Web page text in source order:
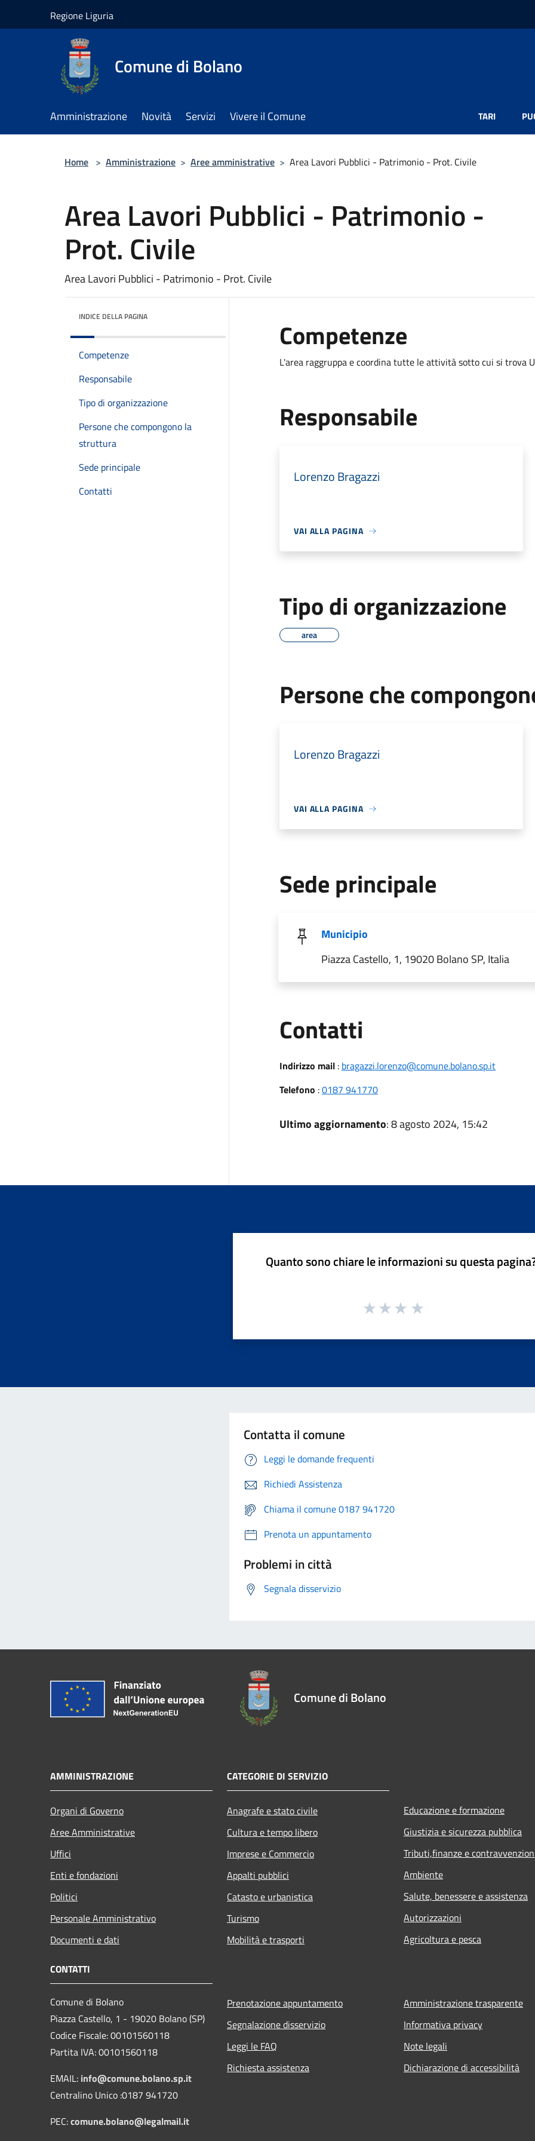
Regione Liguria
Comune di Bolano
Amministrazione Novità Servizi Vivere il Comune TARI
Home > Amministrazione > Aree amministrative > Area Lavori Pubblici - Patrimonio - Prot. Civile
Area Lavori Pubblici - Patrimonio -
Prot. Civile
Area Lavori Pubblici - Patrimonio - Prot. Civile
INDICE DELLA PAGINA
Competenze
Responsabile
Tipo di organizzazione
Persone che compongono la
struttura
Sede principale
Contatti
Competenze
L'area raggruppa e coordina tutte le attività sotto cui si trova
Responsabile
Lorenzo Bragazzi
VAI ALLA PAGINA
Tipo di organizzazione
area
Persone che
Lorenzo Bragazzi
VAI ALLA PAGINA
Sede principale
Municipio
Piazza Castello, 1, 19020 Bolano SP, Italia
Contatti
Indirizzo mail: bragazzi.lorenzo@comune.bolano.sp.it
Telefono :0187 941770
Ultimo aggiornamento: 8 agosto 2024, 15:42
Quanto sono chiare le informazioni su questa
Contatta il comune
Leggi le domande frequenti
Richiedi Assistenza
Chiama il comune 0187 941720
Prenota un appuntamento
Problemi in città
Segnala disservizio
Comune di Bolano
AMMINISTRAZIONE
Organi di Governo
Aree Amministrative
Uffici
Enti e fondazioni
Politici
Personale Amministrativo
Documenti e dati
CATEGORIE DI SERVIZIO
Anagrafe e stato civile
Cultura e tempo libero
Imprese e Commercio
Appalti pubblici
Catasto e urbanistica
Turismo
Mobilità e trasporti
Educazione e formazione
Giustizia e sicurezza pubblica
Tributi,finanze e
Ambiente
Salute, benessere e assistenza
Autorizzazioni
Agricoltura e pesca
CONTATTI
Comune di Bolano
Piazza Castello, 1 - 19020 Bolano (SP)
Codice Fiscale: 00101560118
Partita IVA: 00101560118
EMAIL: info@comune.bolano.sp.it
Centralino Unico :0187 941720
PEC:comune.bolano@legalmail.it
Prenotazione appuntamento
Segnalazione disservizio
Leggi le FAQ
Richiesta assistenza
Amministrazione trasparente
Informativa privacy
Note legali
Dichiarazione di accessibilità